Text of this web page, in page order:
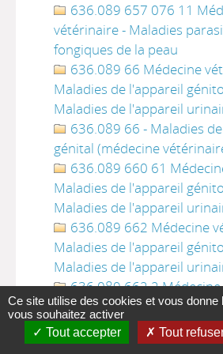
636.089 657 076 11
vétérinaire - Maladies
fongiques de la peau
636.089 66 Médecine
Maladies de l'appareil
Maladies de l'appareil
636.089 66 - Maladies
génital (médecine
636.089 660 61
Maladies de l'appareil
Maladies de l'appareil
636.089 662 Médecine
Maladies de l'appareil
Maladies de l'appareil
636.089 662 2
Maladies de l'appareil
Maladies de l'appareil
636.089 665 Médecine
Ce site utilise des cookies et vous
vous souhaitez activer
Tout accepter
Tout